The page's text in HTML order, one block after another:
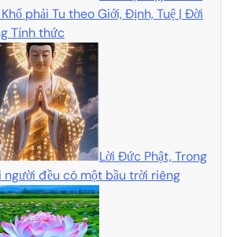
phải Tu theo Giới, Định, Tuệ | Đời
Tỉnh thức
Lời Đức Phật, Trong
người đều có một bầu trời riêng